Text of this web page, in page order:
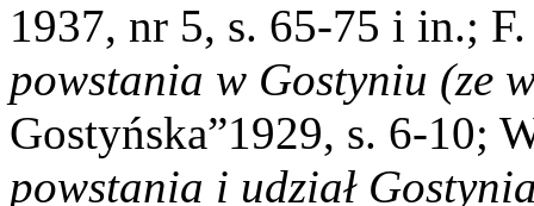
1937, nr 5, s. 65-75 i in.;
powstania w Gostyniu (ze
Gostyńska”1929, s. 6-10;
powstania i udział